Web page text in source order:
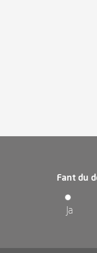
Fant du
Ja